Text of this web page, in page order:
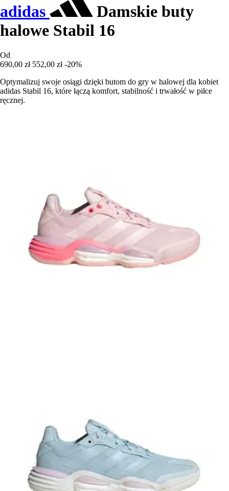
adidas
Damskie buty
halowe Stabil 16
Od
690,00 zł 552,00 zł -20%
Optymalizuj swoje osiągi dzięki butom do gry w halowej dla kobiet
adidas Stabil 16, które łączą komfort, stabilność i trwałość w piłce
ręcznej.